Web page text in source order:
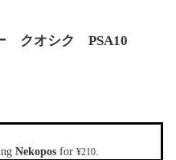
クオシク PSA10
Nekopos for ¥210